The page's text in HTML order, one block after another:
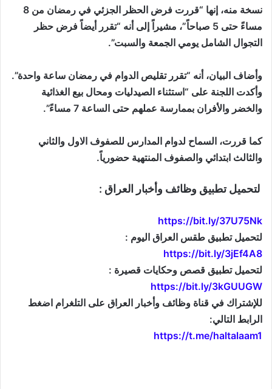
نسخة منه، إنها “قررت فرض الحظر الجزئي في رمضان من 8
مساءً حتى 5 صباحاً”، مشيراً إلى أنه “تقرر أيضاً فرض حظر
التجوال الشامل يومي الجمعة والسبت”.
وأضاف البيان، أنه “تقرر تقليص الدوام في رمضان ساعة واحدة”.
وأكدت اللجنة على “استثناء الصيدليات ومحال بيع الغذائية
والخضر والأفران بممارسة عملهم حتى الساعة 7 مساءً”.
كما قررت، السماح لدوام المدارس للصفوف الاول والثاني
والثالث ابتدائي والصفوف المنتهية حضورياً.
لتحميل تطبيق وظائف وأخبار العراق :
https://bit.ly/37U75Nk
لتحميل تطبيق طقس العراق اليوم :
https://bit.ly/3jEf4A8
لتحميل تطبيق قصص وحكايات قصيرة :
https://bit.ly/3kGUUGW
للإشتراك في قناة وظائف وأخبار العراق على التلغرام اضغط
الرابط التالي:
https://t.me/haltalaam1